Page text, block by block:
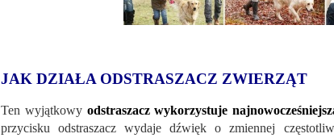
JAK DZIAŁA ODSTRASZACZ ZWIERZĄT
Ten wyjątkowy odstraszacz wykorzystuje
przycisku odstraszacz wydaje dźwięk o zmiennej